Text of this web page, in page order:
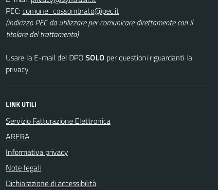
PEC:
(indirizzo PEC da utilizzare per comunicare direttamente con il
titolare del trattamento)
Usare la E-mail del DPO SOLO per questioni riguardanti la
privacy
LINK UTILI
Servizio Fatturazione Elettronica
ARERA
Informativa privacy
Note legali
Dichiarazione di accessibilità